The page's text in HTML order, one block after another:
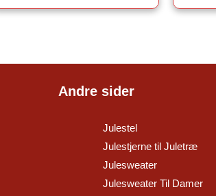
Andre sider
Julestel
Julestjerne til Juletræ
Julesweater
Julesweater Til Damer